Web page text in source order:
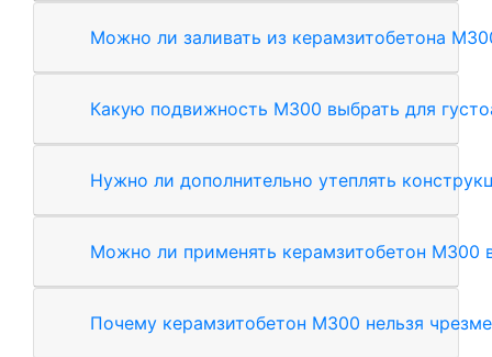
Можно ли заливать из керамзитобетона
Какую подвижность М300 выбрать для
Нужно ли дополнительно утеплять
Можно ли применять керамзитобетон М300
Почему керамзитобетон М300 нельзя